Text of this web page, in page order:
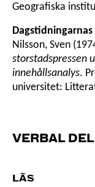
Geografiska
Nilsson, Sven
storstadspressen
innehållsanalys.
universitet:
VERBAL
LÄS